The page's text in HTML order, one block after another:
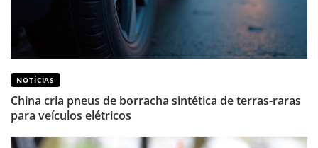
NOTÍCIAS
China cria pneus de borracha sintética de terras-raras
para veículos elétricos